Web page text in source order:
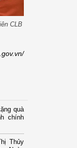
CLB
quà
chính
Thủy